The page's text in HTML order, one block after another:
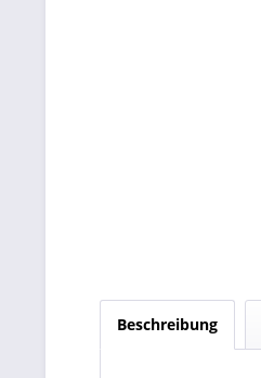
Beschreibung